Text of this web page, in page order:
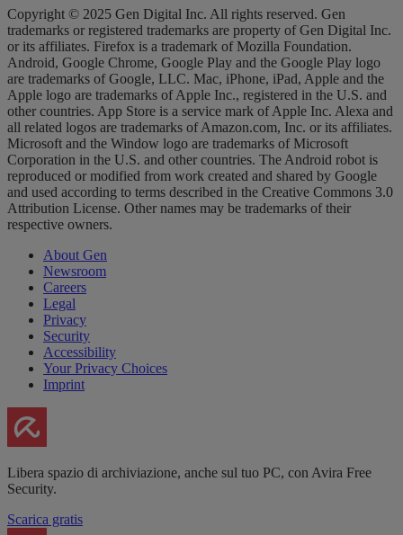
Copyright © 2025 Gen Digital Inc. All rights reserved. Gen
trademarks or registered trademarks are property of Gen Digital Inc.
or its affiliates. Firefox is a trademark of Mozilla Foundation.
Android, Google Chrome, Google Play and the Google Play logo
are trademarks of Google, LLC. Mac, iPhone, iPad, Apple and the
Apple logo are trademarks of Apple Inc., registered in the U.S. and
other countries. App Store is a service mark of Apple Inc. Alexa and
all related logos are trademarks of Amazon.com, Inc. or its affiliates.
Microsoft and the Window logo are trademarks of Microsoft
Corporation in the U.S. and other countries. The Android robot is
reproduced or modified from work created and shared by Google
and used according to terms described in the Creative Commons 3.0
Attribution License. Other names may be trademarks of their
respective owners.
About Gen
Newsroom
Careers
Legal
Privacy
Security
Accessibility
Your Privacy Choices
Imprint
Libera spazio di archiviazione, anche sul tuo PC, con Avira Free
Security.
Scarica gratis